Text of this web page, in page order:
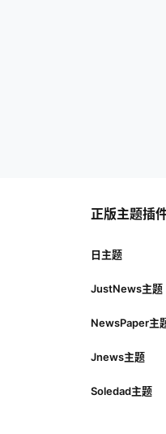
正版主题插
日主题
JustNews主题
NewsPaper主
Jnews主题
Soledad主题